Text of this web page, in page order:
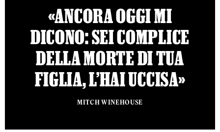
«ANCORA OGGI MI
DICONO: SEI COMPLICE
DELLA MORTE DI TUA
FIGLIA, L’HAI UCCISA»
MITCH WINEHOUSE